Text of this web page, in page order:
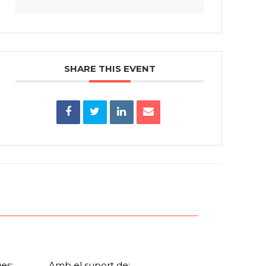
SHARE THIS EVENT